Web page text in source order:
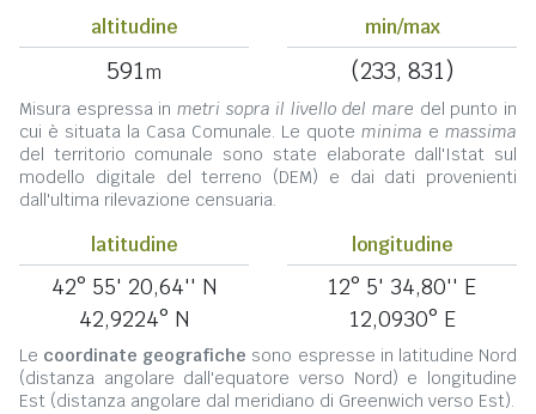
altitudine
591m
min/max
(233, 831)
Misura espressa in metri sopra il livello del mare del punto in
cui è situata la Casa Comunale. Le quote minima e massima
del territorio comunale sono state elaborate dall'Istat sul
modello digitale del terreno (DEM) e dai dati provenienti
dall'ultima rilevazione censuaria.
latitudine
42° 55' 20,64'' N
42,9224° N
longitudine
12° 5' 34,80'' E
12,0930° E
Le coordinate geografiche sono espresse in latitudine Nord
(distanza angolare dall'equatore verso Nord) e longitudine
Est (distanza angolare dal meridiano di Greenwich verso Est).